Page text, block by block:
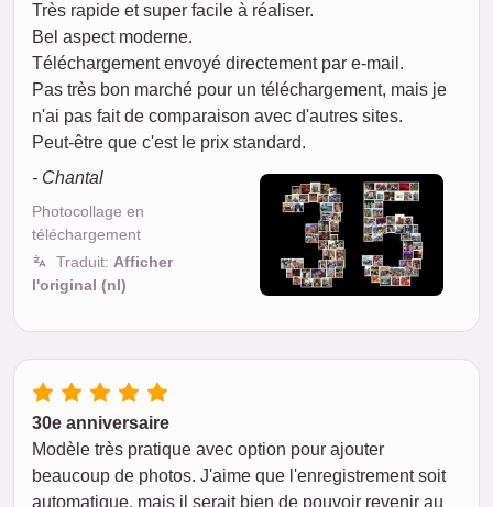
Très rapide et super facile à réaliser.
Bel aspect moderne.
Téléchargement envoyé directement par e-mail.
Pas très bon marché pour un téléchargement, mais je
n'ai pas fait de comparaison avec d'autres sites.
Peut-être que c'est le prix standard.
- Chantal
Photocollage en
téléchargement
Traduit: Afficher
l'original (nl)
30e anniversaire
Modèle très pratique avec option pour ajouter
beaucoup de photos. J'aime que l'enregistrement soit
automatique, mais il serait bien de pouvoir revenir au